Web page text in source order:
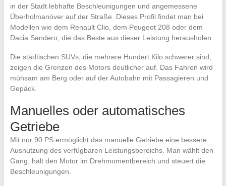
in der Stadt lebhafte Beschleunigungen und angemessene
Überholmanöver auf der Straße. Dieses Profil findet man bei
Modellen wie dem Renault Clio, dem Peugeot 208 oder dem
Dacia Sandero, die das Beste aus dieser Leistung herausholen.
Die städtischen SUVs, die mehrere Hundert Kilo schwerer sind,
zeigen die Grenzen des Motors deutlicher auf. Das Fahren wird
mühsam am Berg oder auf der Autobahn mit Passagieren und
Gepäck.
Manuelles oder automatisches
Getriebe
Mit nur 90 PS ermöglicht das manuelle Getriebe eine bessere
Ausnutzung des verfügbaren Leistungsbereichs. Man wählt den
Gang, hält den Motor im Drehmomentbereich und steuert die
Beschleunigungen.